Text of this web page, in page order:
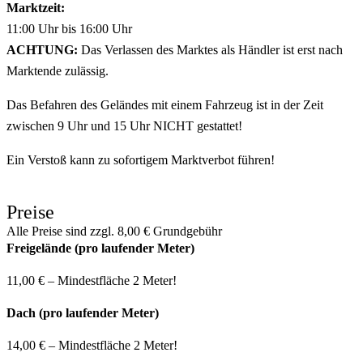
Marktzeit:
11:00 Uhr bis 16:00 Uhr
ACHTUNG: Das Verlassen des Marktes als Händler ist erst nach
Marktende zulässig.
Das Befahren des Geländes mit einem Fahrzeug ist in der Zeit
zwischen 9 Uhr und 15 Uhr NICHT gestattet!
Ein Verstoß kann zu sofortigem Marktverbot führen!
Preise
Alle Preise sind zzgl. 8,00 € Grundgebühr
Freigelände (pro laufender Meter)
11,00 € – Mindestfläche 2 Meter!
Dach (pro laufender Meter)
14,00 € – Mindestfläche 2 Meter!